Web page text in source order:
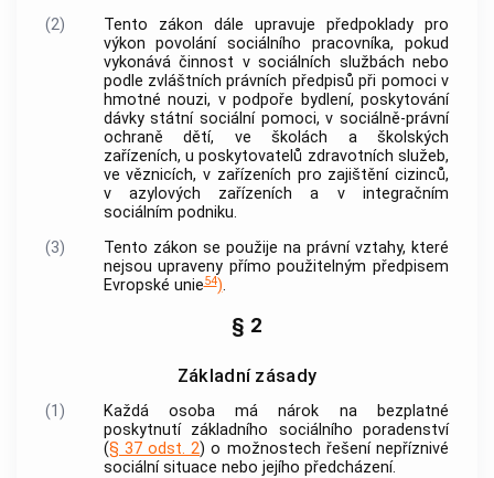
(2)
Tento zákon dále upravuje předpoklady pro
výkon povolání sociálního pracovníka, pokud
vykonává činnost v sociálních službách nebo
podle zvláštních právních předpisů při pomoci v
hmotné nouzi, v podpoře bydlení, poskytování
dávky státní sociální pomoci, v sociálně-právní
ochraně dětí, ve školách a školských
zařízeních, u poskytovatelů zdravotních služeb,
ve věznicích, v zařízeních pro zajištění cizinců,
v azylových zařízeních a v integračním
sociálním podniku.
(3)
Tento zákon se použije na právní vztahy, které
nejsou upraveny přímo použitelným předpisem
Evropské unie54).
§ 2
Základní zásady
(1)
Každá osoba má nárok na bezplatné
poskytnutí základního sociálního poradenství
(§ 37 odst. 2) o možnostech řešenínepříznivé
sociální situace nebo jejího předcházení.